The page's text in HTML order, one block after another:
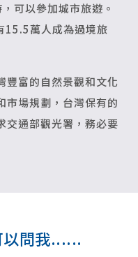
可以參加城市旅遊。
15.5萬人成為過境旅
豐富的自然景觀和文化
市場規劃，台灣保有的
交通部觀光署，務必要
以問我......